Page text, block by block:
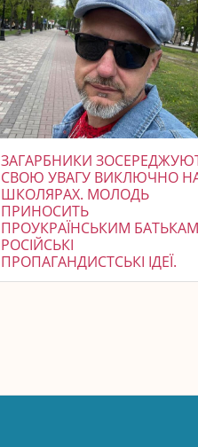
ЗАГАРБНИКИ
СВОЮ УВАГУ ВИКЛЮЧНО
ШКОЛЯРАХ. МОЛОДЬ
ПРИНОСИТЬ
ПРОУКРАЇНСЬКИМ БАТЬКАМ
РОСІЙСЬКІ
ПРОПАГАНДИСТСЬКІ ІДЕЇ.